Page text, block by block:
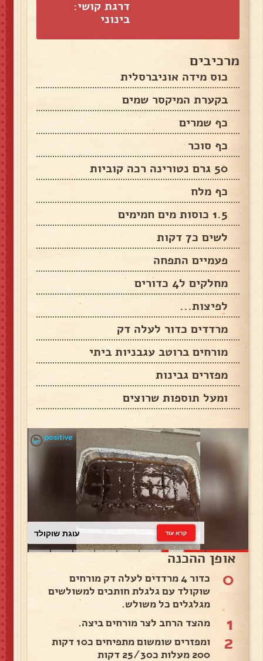
דרגת קושי:
בינוני
מרכיבים
כוס מידה אוניברסלית
בקערת המיקסר שמים
כף שמרים
כף סוכר
50 גרם נטורינה רכה קוביות
כף מלח
1.5 כוסות מים חמימים
לשים כ7 דקות
פעמיים התפחה
מחלקים ל4 כדורים
לפיצות...
מרדדים כדור לעלה דק
מורחים ברוטב עגבניות ביתי
מפזרים גבינות
ומעל תוספות שרוצים
עוגת שוקולד קרא עוד
אופן ההכנה
0
כדור 4 מרדדים לעלה דק מורחים
שוקולד עם גלגלת חותכים למשולשים
מגלגלים כל משולש.
1 מהצד הרחב לצר מורחים ביצה.
2
ומפזרים שומשום מתפיחים כ10 דקות
200 מעלות כ25/30 דקות